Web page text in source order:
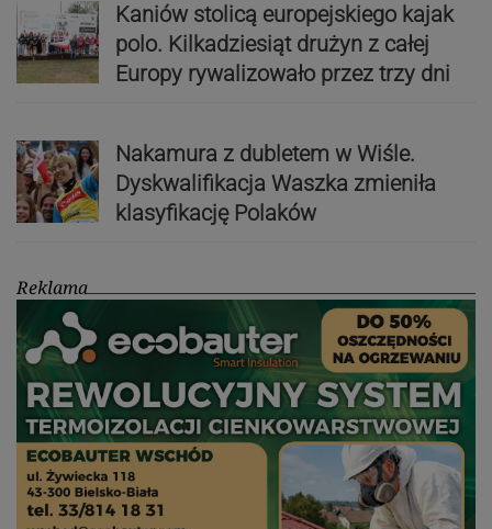
Kaniów stolicą europejskiego kajak
polo. Kilkadziesiąt drużyn z całej
Europy rywalizowało przez trzy dni
Nakamura z dubletem w Wiśle.
Dyskwalifikacja Waszka zmieniła
klasyfikację Polaków
Reklama